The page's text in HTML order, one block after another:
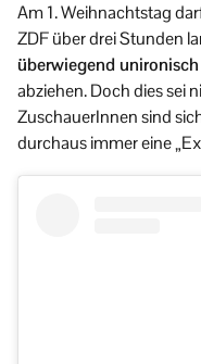
Am 1. Weihnachtstag
ZDF über drei Stunden
überwiegend unironisch
abziehen. Doch dies sei
ZuschauerInnen sind
durchaus immer eine